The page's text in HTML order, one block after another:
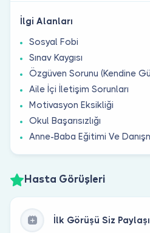
İlgi Alanları
Sosyal Fobi
Sınav Kaygısı
Özgüven Sorunu (Kendine
Aile İçi İletişim Sorunları
Motivasyon Eksikliği
Okul Başarısızlığı
Anne-Baba Eğitimi Ve
Hasta Görüşleri
İlk Görüşü Siz